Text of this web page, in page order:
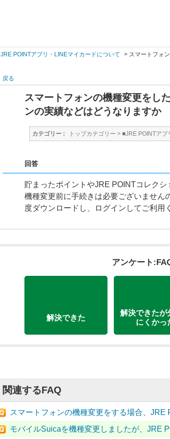
JRE POINTアプリ・LINEマイカードについて > スマートフォ
戻る
スマートフォンの機種変更をし
ンの実績などはどうなりますか
カテゴリー : トップカテゴリー > ■JRE POINTアプ
回答
貯まったポイントやJRE POINTコレクシ
機種変更前に手続きは必要ございません
度ダウンロードし、ログインしてご利用
アンケート
解決できた
解決できたが
にくかっ
関連するFAQ
スマートフォンの機種変更をする場合、
モバイルSuicaを機種変更しましたが、JRE